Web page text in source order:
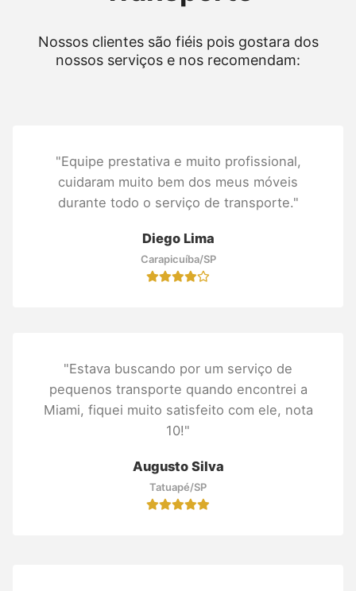
Nossos clientes são fiéis pois gostara dos
nossos serviços e nos recomendam:
"Equipe prestativa e muito profissional,
cuidaram muito bem dos meus móveis
durante todo o serviço de transporte."
Diego Lima
Carapicuíba/SP
"Estava buscando por um serviço de
pequenos transporte quando encontrei a
Miami, fiquei muito satisfeito com ele, nota
10!"
Augusto Silva
Tatuapé/SP